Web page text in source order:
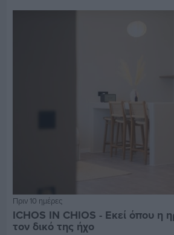
Πριν 10 ημέρες
ICHOS IN CHIOS - Εκεί όπου η
τον δικό της ήχο